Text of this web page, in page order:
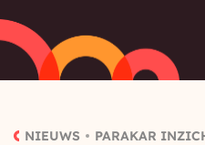
NIEUWS PARAKAR